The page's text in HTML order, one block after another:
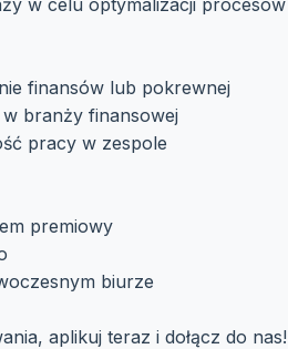
w celu optymalizacji
finansów lub pokrewnej
branży finansowej
pracy w zespole
premiowy
biurze
aplikuj teraz i dołącz do nas!